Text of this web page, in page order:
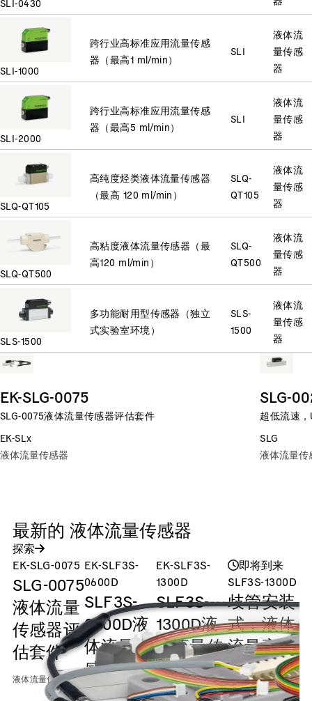
SLI-0430
SLI-1000
跨行业高标准应用流量传感
器（最高1 ml/min）
SLI
液体流
量传感
器
SLI-2000
跨行业高标准应用流量传感
器（最高5 ml/min）
SLI
液体流
量传感
器
SLQ-QT105
高纯度烃类液体流量传感器
（最高 120 ml/min）
SLQ-
QT105
液体流
量传感
器
SLQ-QT500
高粘度液体流量传感器（最
高120 ml/min）
SLQ-
QT500
液体流
量传感
器
SLS-1500
多功能耐用型传感器（独立
式实验室环境）
SLS-
1500
液体流
量传感
器
EK-SLG-0075
SLG-0075液体流量传感器评估套件
EK-SLx
液体流量传感器
SLG-
超低流速
SLG
液体流量传
最新的 液体流量传感器
探索
EK-SLG-0075
SLG-0075
液体流量
传感器评
估套件
液体流量传感器
EK-SLF3S-
0600D
SLF3S-
0600D液
体流量传
感器评估
套件
EK-SLF3S-
1300D
SLF3S-
1300D液
体流量传
感器评估
套件
即将到来
SLF3S-1300D
歧管安装
式，液体
流量高达
40 毫升/
分钟